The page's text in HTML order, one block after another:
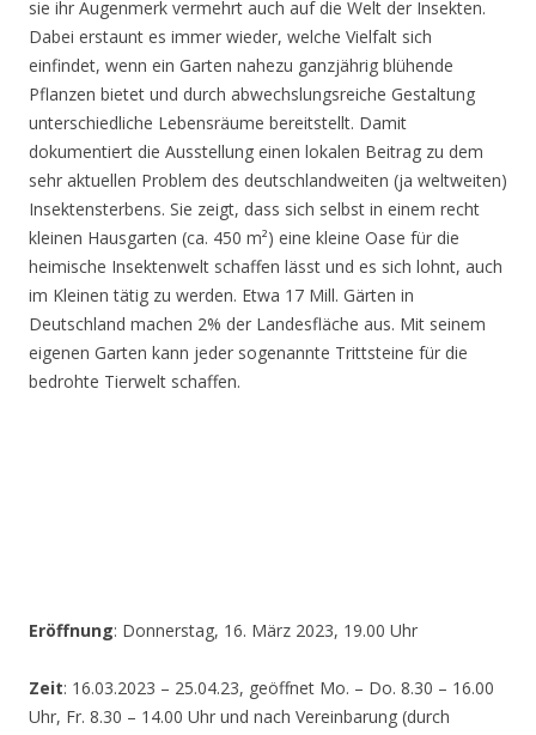
sie ihr Augenmerk vermehrt auch auf die Welt der Insekten.
Dabei erstaunt es immer wieder, welche Vielfalt sich
einfindet, wenn ein Garten nahezu ganzjährig blühende
Pflanzen bietet und durch abwechslungsreiche Gestaltung
unterschiedliche Lebensräume bereitstellt. Damit
dokumentiert die Ausstellung einen lokalen Beitrag zu dem
sehr aktuellen Problem des deutschlandweiten (ja weltweiten)
Insektensterbens. Sie zeigt, dass sich selbst in einem recht
kleinen Hausgarten (ca. 450 m²) eine kleine Oase für die
heimische Insektenwelt schaffen lässt und es sich lohnt, auch
im Kleinen tätig zu werden. Etwa 17 Mill. Gärten in
Deutschland machen 2% der Landesfläche aus. Mit seinem
eigenen Garten kann jeder sogenannte Trittsteine für die
bedrohte Tierwelt schaffen.
Eröffnung: Donnerstag, 16. März 2023, 19.00 Uhr
Zeit: 16.03.2023 – 25.04.23, geöffnet Mo. – Do. 8.30 – 16.00
Uhr, Fr. 8.30 – 14.00 Uhr und nach Vereinbarung (durch